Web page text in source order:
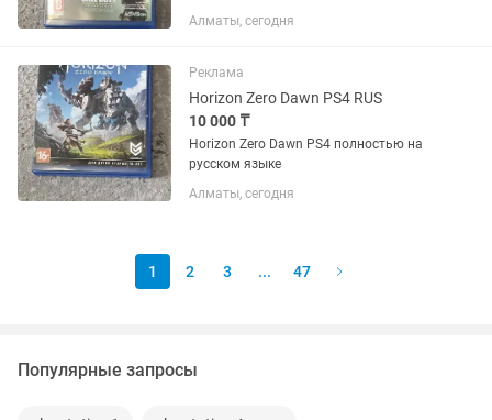
языке
Алматы, сегодня
Реклама
Horizon Zero Dawn PS4 RUS
10 000 ₸
Horizon Zero Dawn PS4 полностью на
русском языке
Алматы, сегодня
1 2 3 ... 47
Популярные запросы